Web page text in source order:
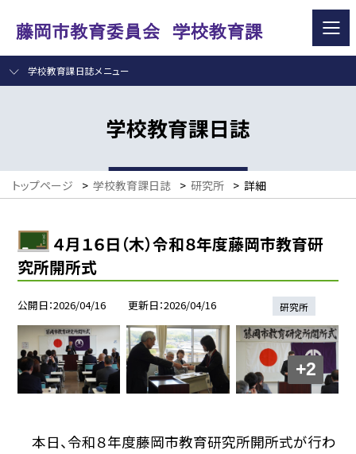
学校教育課日誌メニュー
学校教育課日誌
トップページ > 学校教育課日誌 > 研究所 > 詳細
４月１６日（木）令和８年度藤岡市教育研
究所開所式
公開日 2026/04/16 更新日 2026/04/16 研究所
+2
本日、令和８年度藤岡市教育研究所開所式が行わ